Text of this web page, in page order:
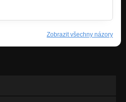
Zobrazit všechny názory